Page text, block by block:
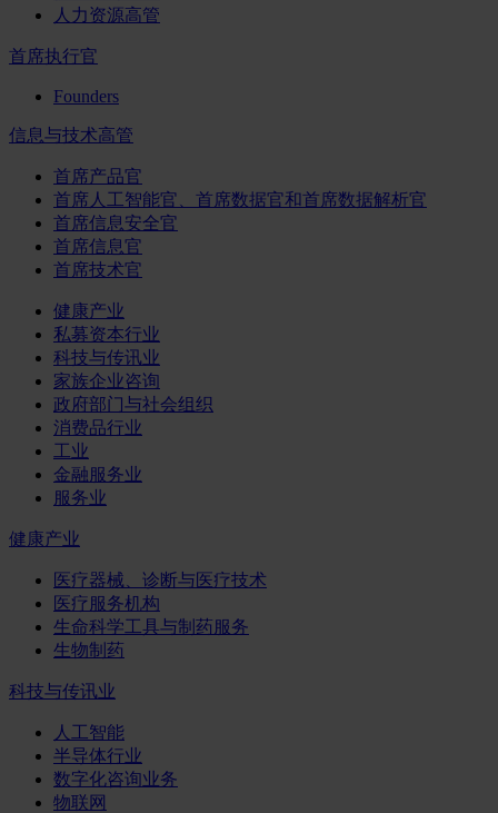
人力资源高管
首席执行官
Founders
信息与技术高管
首席产品官
首席人工智能官、首席数据官和首席数据解析官
首席信息安全官
首席信息官
首席技术官
健康产业
私募资本行业
科技与传讯业
家族企业咨询
政府部门与社会组织
消费品行业
工业
金融服务业
服务业
健康产业
医疗器械、诊断与医疗技术
医疗服务机构
生命科学工具与制药服务
生物制药
科技与传讯业
人工智能
半导体行业
数字化咨询业务
物联网